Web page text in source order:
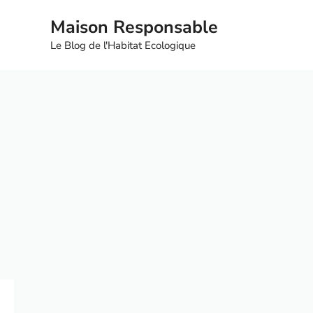
Maison Responsable
Le Blog de l'Habitat Ecologique